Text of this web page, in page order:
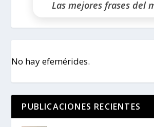
Las mejores frases del
No hay efemérides.
PUBLICACIONES RECIENTES